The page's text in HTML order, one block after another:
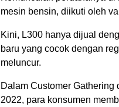
mesin bensin, diikuti oleh
Kini, L300 hanya dijual
baru yang cocok dengan
meluncur.
Dalam Customer
2022, para konsumen